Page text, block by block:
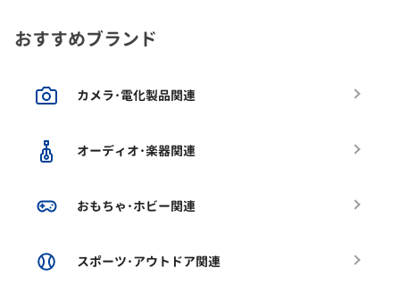
おすすめブランド
カメラ･電化製品関連
オーディオ･楽器関連
おもちゃ･ホビー関連
スポーツ･アウトドア関連